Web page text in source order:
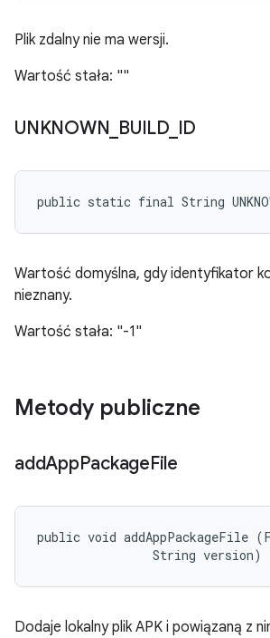
Plik zdalny nie ma wersji.
Wartość stała: ""
UNKNOWN BUILD_ ID
public static final String
Wartość domyślna, gdy identyfikator
nieznany.
Wartość stała: "-1"
Metody publiczne
addAppPackageFile
public void addAppPackageFile
                String version)
Dodaje lokalny plik APK i powiązaną z